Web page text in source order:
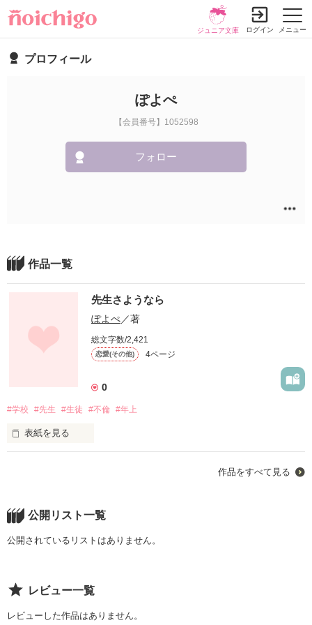
メニュー
ジュニア文庫 ログイン
プロフィール
ぽよぺ
【会員番号】1052598
フォロー
作品一覧
先生さようなら
ぽよぺ／著
総文字数/2,421
恋愛(その他) 4ページ
0
#学校 #先生 #生徒 #不倫 #年上
表紙を見る
先生と、待ち合わせ
でも先生は
作品をすべて見る
公開リスト一覧
公開されているリストはありません。
レビュー一覧
レビューした作品はありません。